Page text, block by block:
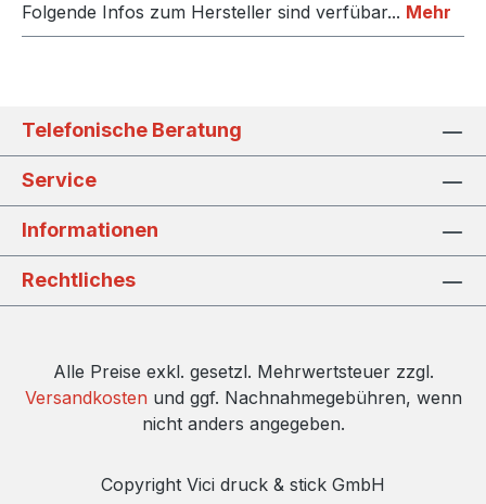
Folgende Infos zum Hersteller sind verfübar... Mehr
Telefonische Beratung
Service
Informationen
Rechtliches
Alle Preise exkl. gesetzl. Mehrwertsteuer zzgl.
Versandkosten und ggf. Nachnahmegebühren, wenn
nicht anders angegeben.
Copyright Vici druck & stick GmbH